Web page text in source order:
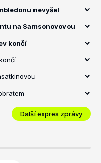
nevyšel
na Samsonovovou
končí
Další expres zprávy